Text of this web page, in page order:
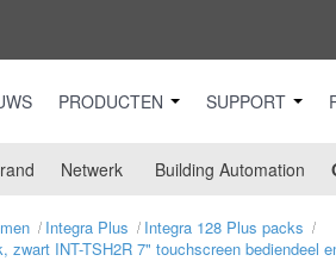
PRODUCTEN SUPPORT
Netwerk Building Automation
Integra Plus
Integra 128 Plus packs
INT-TSH2R 7" touchscreen bediendeel